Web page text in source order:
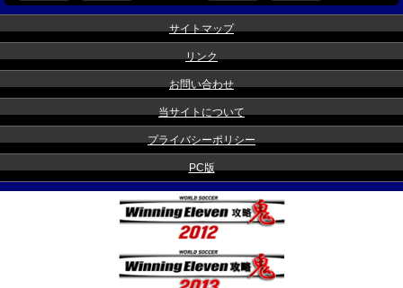
サイトマップ
リンク
お問い合わせ
当サイトについて
プライバシーポリシー
PC版